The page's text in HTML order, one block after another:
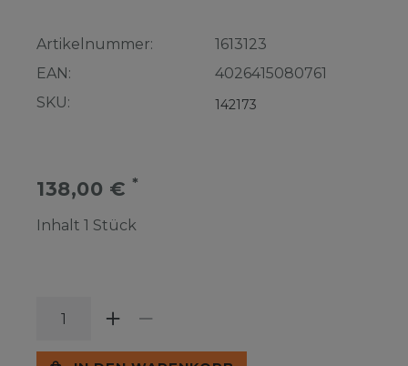
Artikelnummer:
EAN:
SKU:
1613123
4026415080761
142173
138,00 € *
Inhalt 1 Stück